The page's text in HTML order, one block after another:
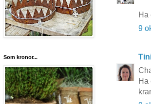
Ha
9
Ha
Som kronor...